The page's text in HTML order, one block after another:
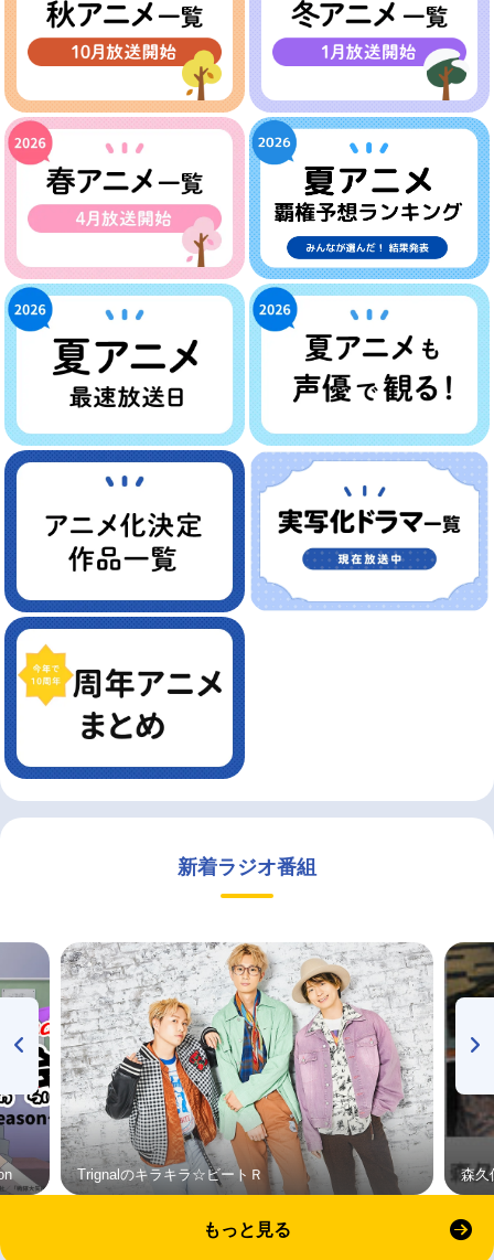
新着ラジオ番組
Trignalのキラキラ☆ビートＲ 森久
もっと見る